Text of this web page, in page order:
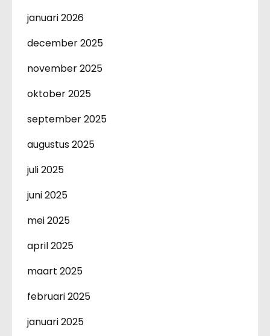
januari 2026
december 2025
november 2025
oktober 2025
september 2025
augustus 2025
juli 2025
juni 2025
mei 2025
april 2025
maart 2025
februari 2025
januari 2025